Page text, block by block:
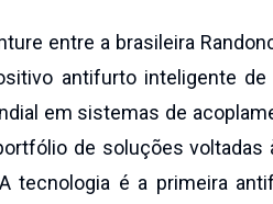
entre a brasileira
antifurto inteligente
em sistemas de
de soluções
tecnologia é a primeira